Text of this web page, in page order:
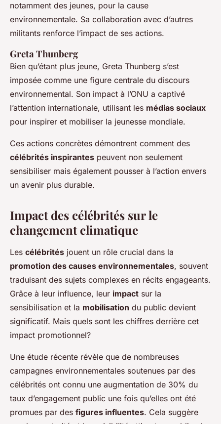
notamment des jeunes, pour la cause
environnementale. Sa collaboration avec d’autres
militants renforce l’impact de ses actions.
Greta Thunberg
Bien qu’étant plus jeune, Greta Thunberg s’est
imposée comme une figure centrale du discours
environnemental. Son impact à l’ONU a captivé
l’attention internationale, utilisant les médias sociaux
pour inspirer et mobiliser la jeunesse mondiale.
Ces actions concrètes démontrent comment des
célébrités inspirantes peuvent non seulement
sensibiliser mais également pousser à l’action envers
un avenir plus durable.
Impact des célébrités sur le
changement climatique
Les célébrités jouent un rôle crucial dans la
promotion des causes environnementales, souvent
traduisant des sujets complexes en récits engageants.
Grâce à leur influence, leur impact sur la
sensibilisation et la mobilisation du public devient
significatif. Mais quels sont les chiffres derrière cet
impact promotionnel?
Une étude récente révèle que de nombreuses
campagnes environnementales soutenues par des
célébrités ont connu une augmentation de 30% du
taux d’engagement public une fois qu’elles ont été
promues par des figures influentes. Cela suggère